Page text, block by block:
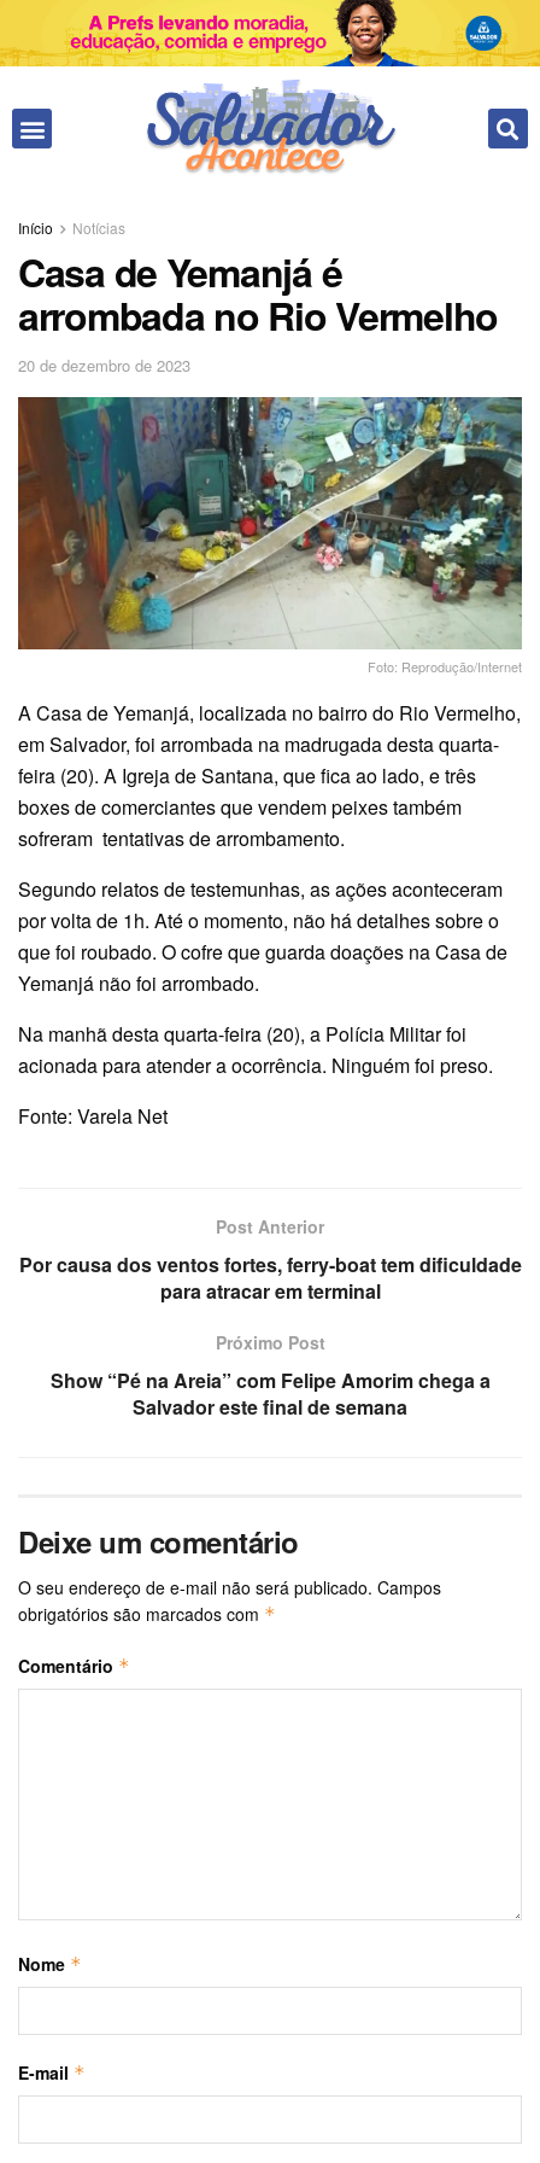
Início Notícias
Casa de Yemanjá é
arrombada no Rio Vermelho
20 de dezembro de 2023
Foto: Reprodução/Internet
A Casa de Yemanjá, localizada no bairro do Rio Vermelho,
em Salvador, foi arrombada na madrugada desta quarta-
feira (20). A Igreja de Santana, que fica ao lado, e três
boxes de comerciantes que vendem peixes também
sofreram tentativas de arrombamento.
Segundo relatos de testemunhas, as ações aconteceram
por volta de 1h. Até o momento, não há detalhes sobre o
que foi roubado. O cofre que guarda doações na Casa de
Yemanjá não foi arrombado.
Na manhã desta quarta-feira (20), a Polícia Militar foi
acionada para atender a ocorrência. Ninguém foi preso.
Fonte: Varela Net
Post Anterior
Por causa dos ventos fortes, ferry-boat tem dificuldade
para atracar em terminal
Próximo Post
Show “Pé na Areia” com Felipe Amorim chega a
Salvador este final de semana
Deixe um comentário
O seu endereço de e-mail não será publicado. Campos
obrigatórios são marcados com *
Comentário *
Nome *
E-mail *